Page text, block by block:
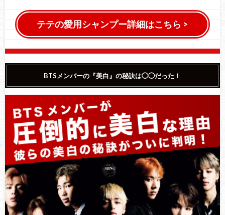
テテの愛用シャンプー詳細はこちら >
BTSメンバーの『美白』の秘訣は◯◯だった！